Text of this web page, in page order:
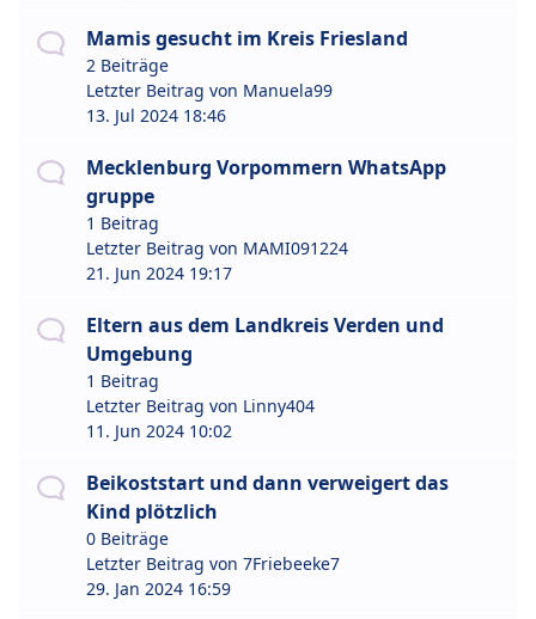
Mamis gesucht im Kreis Friesland
2 Beiträge
Letzter Beitrag von Manuela99
13. Jul 2024 18:46
Mecklenburg Vorpommern WhatsApp
gruppe
1 Beitrag
Letzter Beitrag von MAMI091224
21. Jun 2024 19:17
Eltern aus dem Landkreis Verden und
Umgebung
1 Beitrag
Letzter Beitrag von Linny404
11. Jun 2024 10:02
Beikoststart und dann verweigert das
Kind plötzlich
0 Beiträge
Letzter Beitrag von 7Friebeeke7
29. Jan 2024 16:59